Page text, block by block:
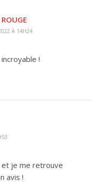
À 14H24
!
et je me retrouve
avis !